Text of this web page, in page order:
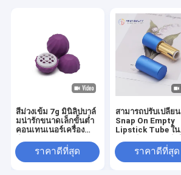
สีม่วงเข้ม 7g มินิลิปบาล์
มน่ารักขนาดเล็กขั้นต่ำ
คอนเทนเนอร์เครื่อง
ราคาดีที่สุด
สามารถปรับเปลี่ยน
Snap On Empty
Lipstick Tube ใน
ราคาดีที่สุด